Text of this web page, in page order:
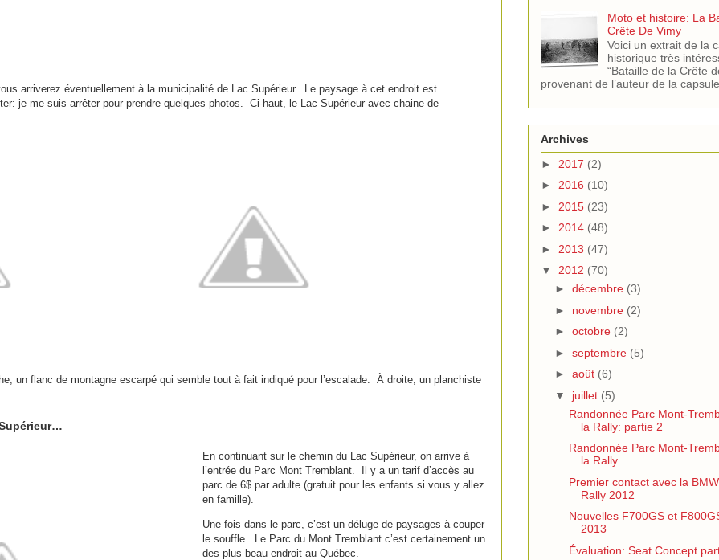
arriverez éventuellement à la municipalité de Lac Supérieur. Le paysage à cet endroit est
je me suis arrêter pour prendre quelques photos. Ci-haut, le Lac Supérieur avec chaine de
un flanc de montagne escarpé qui semble tout à fait indiqué pour l’escalade. À droite, un planchiste
En continuant sur le chemin du Lac Supérieur, on arrive à
l’entrée du Parc Mont Tremblant. Il y a un tarif d’accès au
parc de 6$ par adulte (gratuit pour les enfants si vous y allez
en famille).
Une fois dans le parc, c’est un déluge de paysages à couper
le souffle. Le Parc du Mont Tremblant c’est certainement un
des plus beau endroit au Québec.
Moto et histoire: La
Crête De Vimy
Voici un extrait de la
historique très
“Bataille de la Crête
provenant de l’auteur de la
Archives
► 2017 (2)
► 2016 (10)
► 2015 (23)
► 2014 (48)
► 2013 (47)
▼ 2012 (70)
► décembre (3)
► novembre (2)
► octobre (2)
► septembre (5)
► août (6)
▼ juillet (5)
Randonnée Parc Mont-
la Rally: partie 2
Randonnée Parc Mont-
la Rally
Premier contact avec la
Rally 2012
Nouvelles F700GS et
2013
Évaluation: Seat Concept